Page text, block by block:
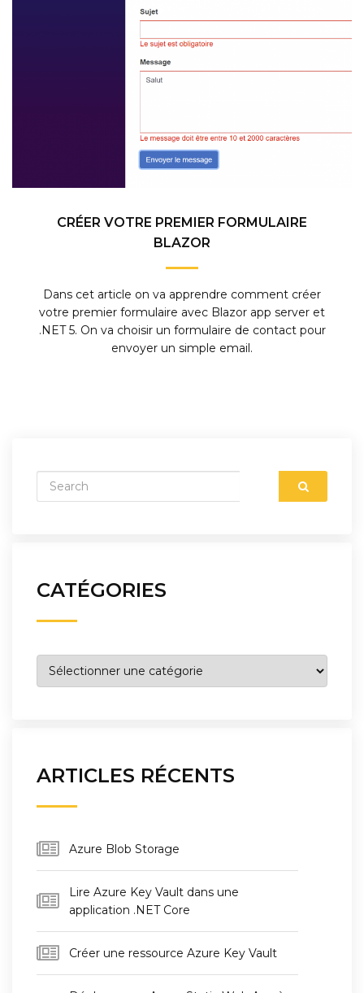
CRÉER VOTRE PREMIER FORMULAIRE
BLAZOR
Dans cet article on va apprendre comment créer
votre premier formulaire avec Blazor app server et
.NET 5. On va choisir un formulaire de contact pour
envoyer un simple email.
CATÉGORIES
Catégories
ARTICLES RÉCENTS
Azure Blob Storage
Lire Azure Key Vault dans une
application .NET Core
Créer une ressource Azure Key Vault